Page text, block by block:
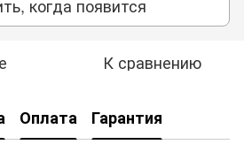
когда появится
К сравнению
Оплата Гарантия